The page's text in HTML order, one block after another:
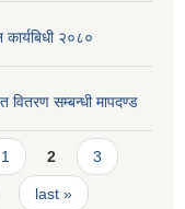
कार्यबिधी २०८०
वितरण सम्बन्धी मापदण्ड
1 2 3
last »